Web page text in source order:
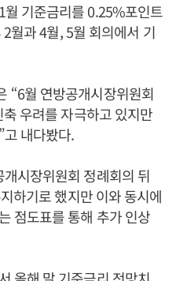
기준금리를 0.25%포인트
월과 4월, 5월 회의에서 기
“6월 연방공개시장위원회
우려를 자극하고 있지만
내다봤다.
시장위원회 정례회의 뒤
하기로 했지만 이와 동시에
점도표를 통해 추가 인상